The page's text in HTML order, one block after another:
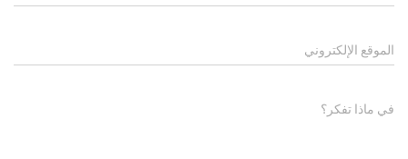
الموقع الإلكتروني
في ماذا تفكر؟